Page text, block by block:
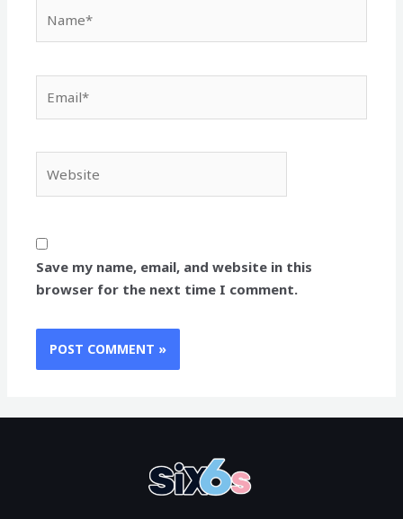
Save my name, email, and website in this
browser for the next time I comment.